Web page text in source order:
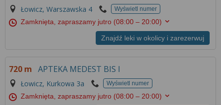
Łowicz, Warszawska 4 Wyświetl numer
Zamknięta, zapraszamy jutro (08:00 – 20:00)
Znajdź leki w okolicy i zarezerwuj
720 m APTEKA MEDEST BIS I
Łowicz, Kurkowa 3a Wyświetl numer
Zamknięta, zapraszamy jutro (08:00 – 20:00)